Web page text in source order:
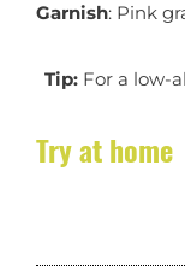
Garnish: Pink
Tip: For a low-
Try at home